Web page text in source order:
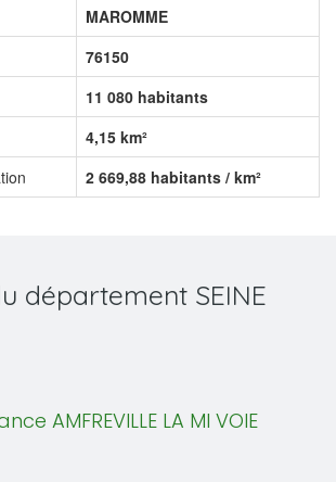
MAROMME
76150
11 080 habitants
4,15 km²
2 669,88 habitants / km²
département SEINE
AMFREVILLE LA MI VOIE